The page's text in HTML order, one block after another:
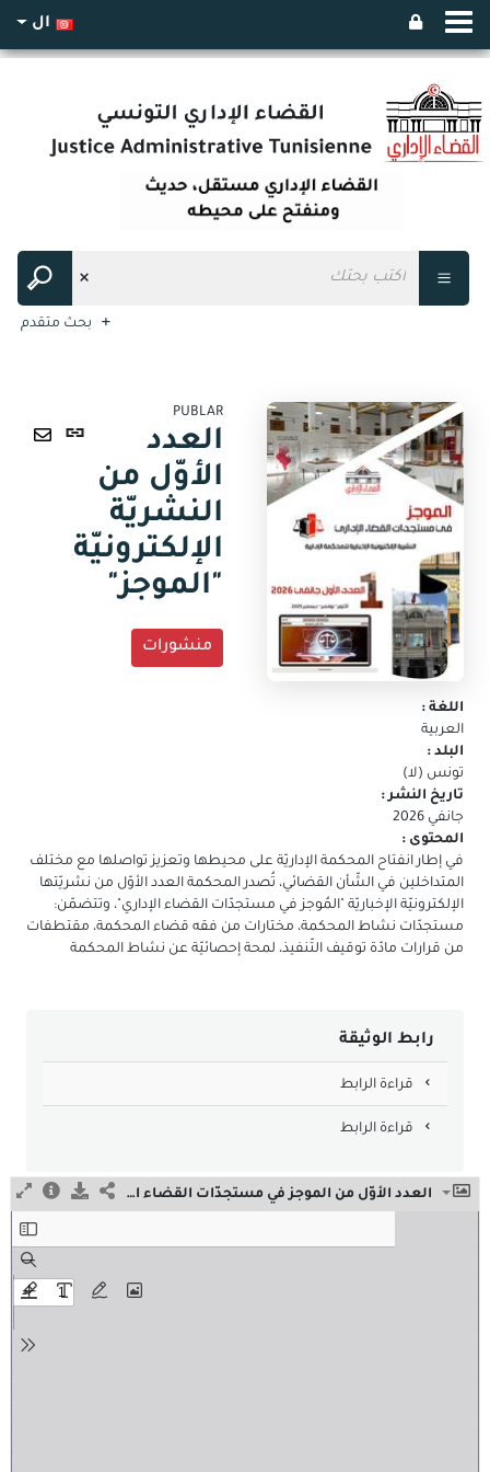
ال
بحث متقدم
ارسال
البريد
الالكتروني
PUBLAR
العدد
الأوّل من
النشريّة
الإلكترونيّة
"الموجز"
منشورات
اللغة :
العربية
البلد :
تونس (لا)
تاريخ النشر :
جانفي 2026
المحتوى :
في إطار انفتاح المحكمة الإداريّة على محيطها وتعزيز تواصلها مع مختلف
المتداخلين في الشّأن القضائي، تُصدر المحكمة العدد الأوّل من نشريّتها
الإلكترونيّة الإخباريّة "المُوجز في مستجدّات القضاء الإداري"، وتتضمّن:
مستجدّات نشاط المحكمة، مختارات من فقه قضاء المحكمة، مقتطفات
من قرارات مادّة توقيف التّنفيذ، لمحة إحصائيّة عن نشاط المحكمة
رابط الوثيقة
قراءة الرابط
قراءة الرابط
العدد الأوّل من الموجز في مستجدّات القضاء الإداري